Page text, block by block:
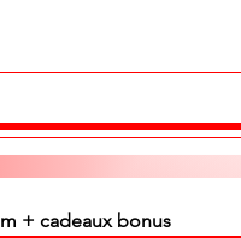
+ cadeaux bonus